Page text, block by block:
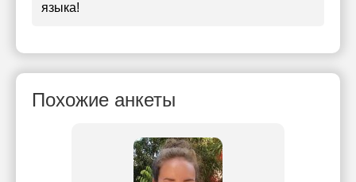
языка!
Похожие анкеты